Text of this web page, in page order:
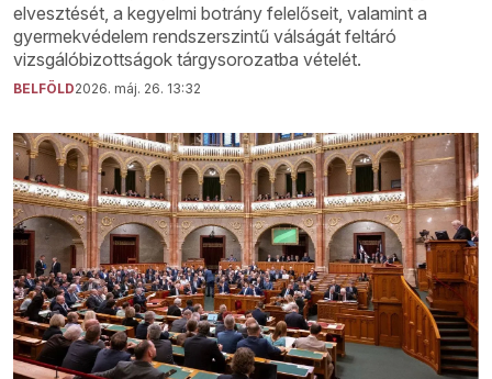
elvesztését, a kegyelmi botrány felelőseit, valamint a
gyermekvédelem rendszerszintű válságát feltáró
vizsgálóbizottságok tárgysorozatba vételét.
BELFÖLD2026. máj. 26. 13:32